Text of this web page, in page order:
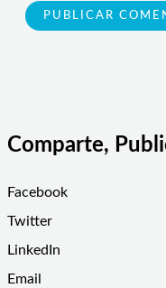
Comparte,
Facebook
Twitter
LinkedIn
Email